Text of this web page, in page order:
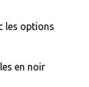
les options
en noir